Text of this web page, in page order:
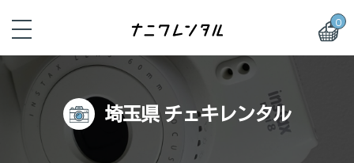
0
埼玉県 チェキレンタル